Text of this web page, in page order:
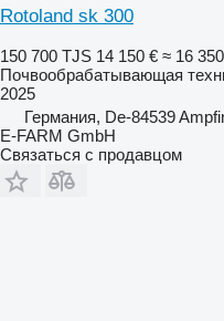
Rotoland sk 300
150 700 TJS 14 150 € ≈ 16
Почвообрабатывающая
2025
Германия, De-84539
E-FARM GmbH
Связаться с продавцом